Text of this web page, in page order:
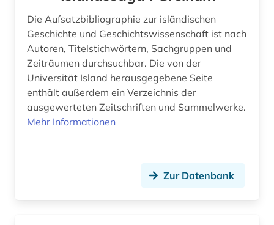
Die Aufsatzbibliographie zur isländischen
Geschichte und Geschichtswissenschaft ist nach
Autoren, Titelstichwörtern, Sachgruppen und
Zeiträumen durchsuchbar. Die von der
Universität Island herausgegebene Seite
enthält außerdem ein Verzeichnis der
ausgewerteten Zeitschriften und Sammelwerke.
Mehr Informationen
Zur Datenbank